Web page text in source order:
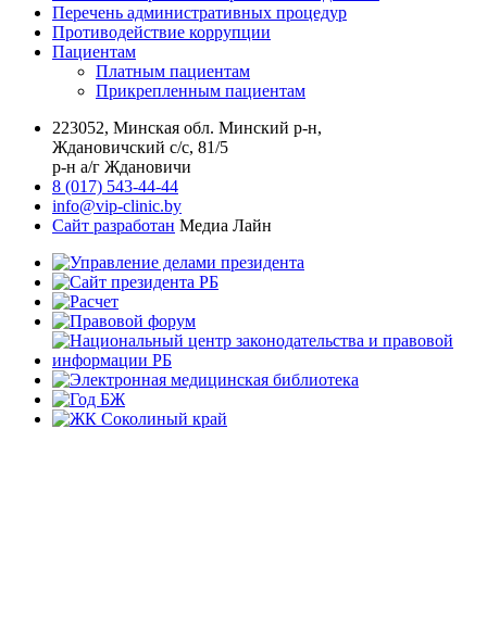
Перечень административных процедур
Противодействие коррупции
Пациентам
Платным пациентам
Прикрепленным пациентам
223052, Минская обл. Минский р-н,
Ждановичский с/с, 81/5
р-н а/г Ждановичи
8 (017) 543-44-44
info@vip-clinic.by
Сайт разработан Медиа Лайн